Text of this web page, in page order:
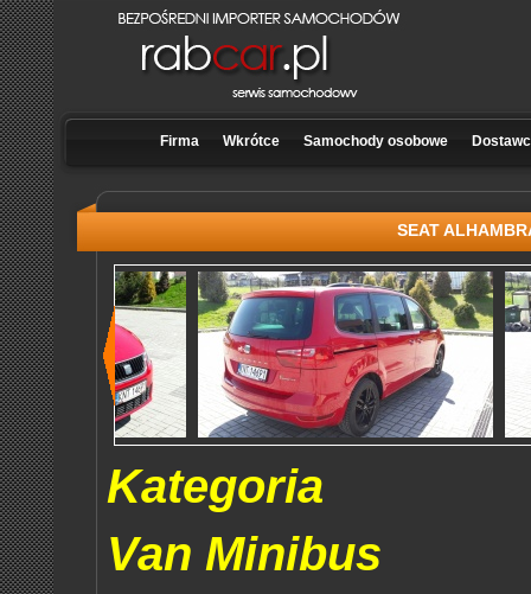
Firma Wkrótce Samochody osobowe
SEAT
Kategoria
Van Minibus